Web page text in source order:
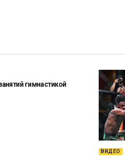
гимнастикой
ВИДЕО